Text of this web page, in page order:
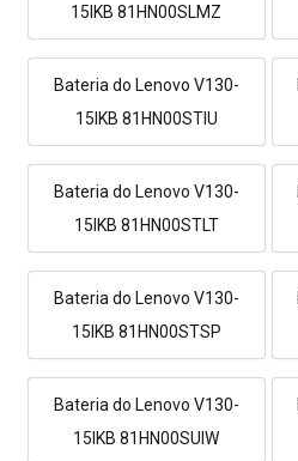
15IKB 81HN00SLMZ
Bateria do Lenovo V130-
15IKB 81HN00STIU
Bateria do Lenovo V130-
15IKB 81HN00STLT
Bateria do Lenovo V130-
15IKB 81HN00STSP
Bateria do Lenovo V130-
15IKB 81HN00SUIW